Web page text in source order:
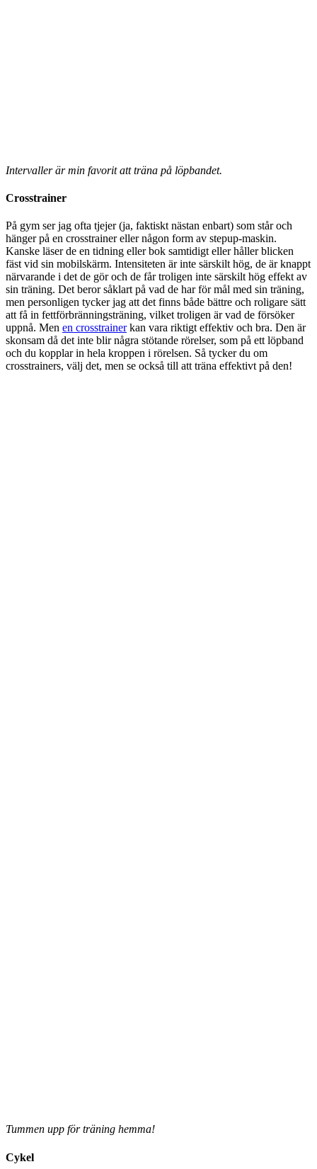
Intervaller är min favorit att träna på löpbandet.
Crosstrainer
På gym ser jag ofta tjejer (ja, faktiskt nästan enbart) som står och
hänger på en crosstrainer eller någon form av stepup-maskin.
Kanske läser de en tidning eller bok samtidigt eller håller blicken
fäst vid sin mobilskärm. Intensiteten är inte särskilt hög, de är knappt
närvarande i det de gör och de får troligen inte särskilt hög effekt av
sin träning. Det beror såklart på vad de har för mål med sin träning,
men personligen tycker jag att det finns både bättre och roligare sätt
att få in fettförbränningsträning, vilket troligen är vad de försöker
uppnå. Men en crosstrainerkan vara riktigt effektiv och bra. Den är
skonsam då det inte blir några stötande rörelser, som på ett löpband
och du kopplar in hela kroppen i rörelsen. Så tycker du om
crosstrainers, välj det, men se också till att träna effektivt på den!
Tummen upp för träning hemma!
Cykel